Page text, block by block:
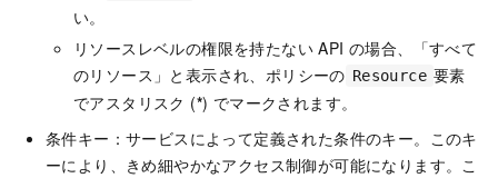
い。
リソースレベルの権限を持たない API の場合、「すべて
のリソース」と表示され、ポリシーの Resource 要素
でアスタリスク (*) でマークされます。
条件キー：サービスによって定義された条件のキー。このキ
ーにより、きめ細やかなアクセス制御が可能になります。こ